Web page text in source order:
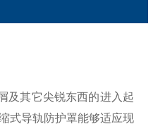
及其它尖锐东西的进入起
式导轨防护罩能够适应现